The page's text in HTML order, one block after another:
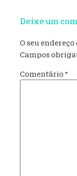
Deixe um
O seu
Campos
Comentário *